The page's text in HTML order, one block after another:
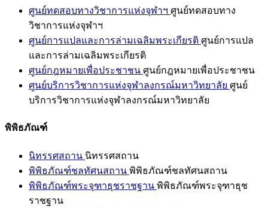
ศูนย์ทดสอบทางวิชาการแห่งจุฬาฯ ศูนย์ทดสอบทาง
วิชาการแห่งจุฬาฯ
ศูนย์การแปลและการล่ามเฉลิมพระเกียรติ ศูนย์การแปล
และการล่ามเฉลิมพระเกียรติ
ศูนย์กฎหมายเพื่อประชาชน ศูนย์กฎหมายเพื่อประชาชน
ศูนย์บริการวิชาการแห่งจุฬาลงกรณ์มหาวิทยาลัย ศูนย์
บริการวิชาการแห่งจุฬาลงกรณ์มหาวิทยาลัย
พิพิธภัณฑ์
นิทรรศสถาน นิทรรศสถาน
พิพิธภัณฑ์ชลทัศนสถาน พิพิธภัณฑ์ชลทัศนสถาน
พิพิธภัณฑ์พระจุฑาธุชราชฐาน พิพิธภัณฑ์พระจุฑาธุช
ราชฐาน